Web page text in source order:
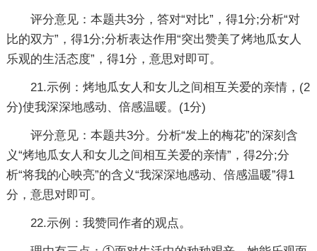
评分意见：本题共3分，答对“对比”，得1分;分析“对
比的双方”，得1分;分析表达作用“突出赞美了烤地瓜女人
乐观的生活态度”，得1分，意思对即可。
21.示例：烤地瓜女人和女儿之间相互关爱的亲情，(2
分)使我深深地感动、倍感温暖。(1分)
评分意见：本题共3分。分析“发上的梅花”的深刻含
义“烤地瓜女人和女儿之间相互关爱的亲情”，得2分;分
析“将我的心映亮”的含义“我深深地感动、倍感温暖”得1
分，意思对即可。
22.示例：我赞同作者的观点。